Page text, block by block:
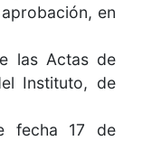
en
las Actas de
Instituto, de
fecha 17 de